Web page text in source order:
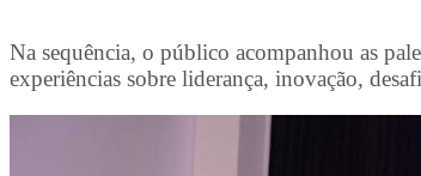
Na sequência, o público acompanhou as
experiências sobre liderança, inovação,